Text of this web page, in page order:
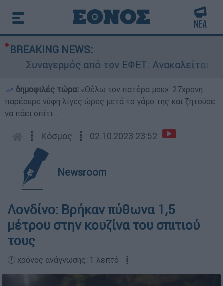
BREAKING NEWS:
Συναγερμός από τον ΕΦΕΤ: Ανακαλείται
δημοφιλές τώρα: «Θέλω τον πατέρα μου»: 27χρονη
παρέσυρε νύφη λίγες ώρες μετά το γάμο της και ζητούσε
να πάει σπίτι...
┋ Κόσμος ┋ 02.10.2023 23:52
Newsroom
Λονδίνο: Βρήκαν πύθωνα 1,5
μέτρου στην κουζίνα του σπιτιού
τους
🕛 χρόνος ανάγνωσης: 1 λεπτό ┋